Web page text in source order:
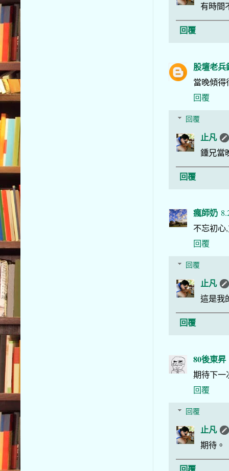
有時間
回覆
股壇老兵
當晚傾得
回覆
回覆
止凡
鍾兄當
回覆
瘋師奶
不忘初心
回覆
回覆
止凡
這是我
回覆
80後東昇
期待下一
回覆
回覆
止凡
期待。